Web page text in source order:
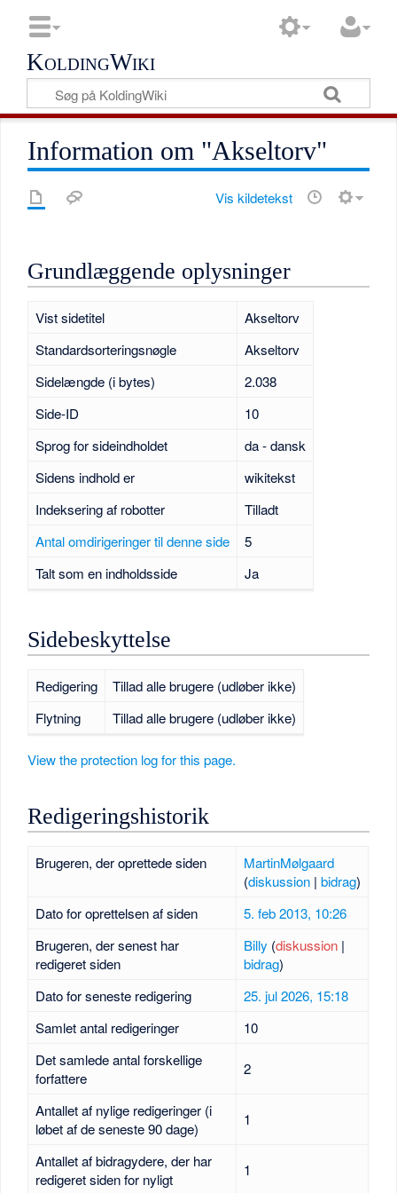
KoldingWiki
Information om "Akseltorv"
Vis kildetekst
Grundlæggende oplysninger
Vist sidetitel
Akseltorv
Standardsorteringsnøgle
Akseltorv
Sidelængde (i bytes)
2.038
Side-ID
10
Sprog for sideindholdet
da - dansk
Sidens indhold er
wikitekst
Indeksering af robotter
Tilladt
Antal omdirigeringer til denne side
5
Talt som en indholdsside
Ja
Sidebeskyttelse
Redigering
Tillad alle brugere (udløber ikke)
Flytning
Tillad alle brugere (udløber ikke)
View the protection log for this page.
Redigeringshistorik
Brugeren, der oprettede siden
MartinMølgaard
(diskussion| bidrag)
Dato for oprettelsen af siden
5. feb 2013, 10:26
Brugeren, der senest har
redigeret siden
Billy (diskussion|
bidrag)
Dato for seneste redigering
25. jul 2026, 15:18
Samlet antal redigeringer
10
Det samlede antal forskellige
forfattere
2
Antallet af nylige redigeringer (i
løbet af de seneste 90 dage)
1
Antallet af bidragydere, der har
redigeret siden for nyligt
1